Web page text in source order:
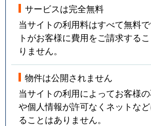
サービスは完全無料
当サイトの利用料はすべて無料
トがお客様に費用をご請求する
りません。
物件は公開されません
当サイトの利用によってお客様
や個人情報が許可なくネットな
ることはありません。